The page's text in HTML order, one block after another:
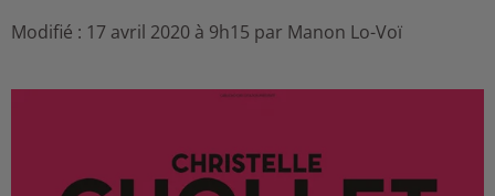
Modifié : 17 avril 2020 à 9h15 par Manon Lo-Voï